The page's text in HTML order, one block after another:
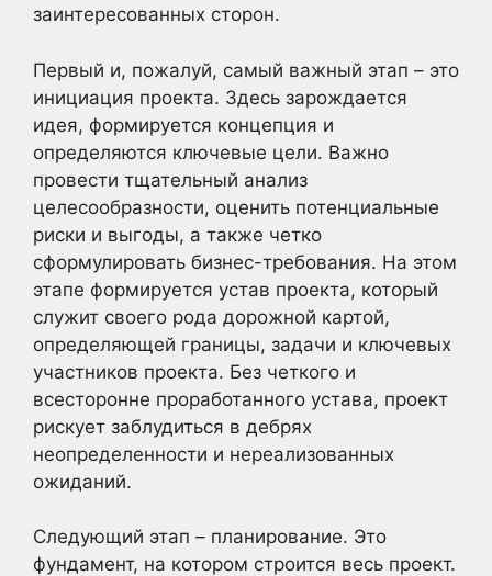
заинтересованных сторон.
Первый и, пожалуй, самый важный этап – это
инициация проекта. Здесь зарождается
идея, формируется концепция и
определяются ключевые цели. Важно
провести тщательный анализ
целесообразности, оценить потенциальные
риски и выгоды, а также четко
сформулировать бизнес-требования. На этом
этапе формируется устав проекта, который
служит своего рода дорожной картой,
определяющей границы, задачи и ключевых
участников проекта. Без четкого и
всесторонне проработанного устава, проект
рискует заблудиться в дебрях
неопределенности и нереализованных
ожиданий.
Следующий этап – планирование. Это
фундамент, на котором строится весь проект.